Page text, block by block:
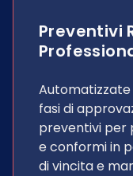
Preventivi
Automatizzate
fasi di
preventivi per
e conformi in
di vincita e